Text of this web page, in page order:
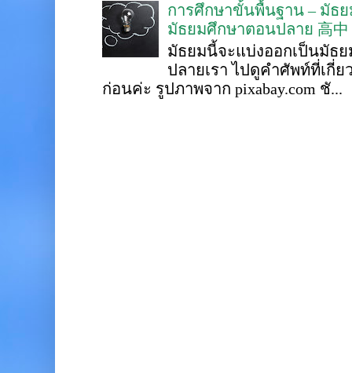
การศึกษาขั้นพื้นฐาน – มัธ
มัธยมศึกษาตอนปลาย 高中
มัธยมนี้จะแบ่งออกเป็นมัธ
ปลายเรา ไปดูคำศัพท์ที่เกี่
ก่อนค่ะ รูปภาพจาก pixabay.com ชั...